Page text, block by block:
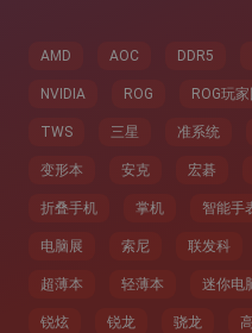
AMD AOC DDR5
NVIDIA ROG ROG玩
TWS 三星 准系统
变形本 安克 宏碁
折叠手机 掌机 智能手
电脑展 索尼 联发科
超薄本 轻薄本 迷你电
锐炫 锐龙 骁龙